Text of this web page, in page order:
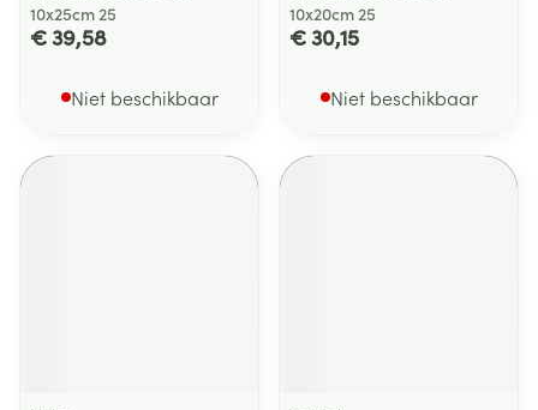
10x25cm 25
€ 39,58
Niet beschikbaar
10x20cm 25
€ 30,15
Niet beschikbaar